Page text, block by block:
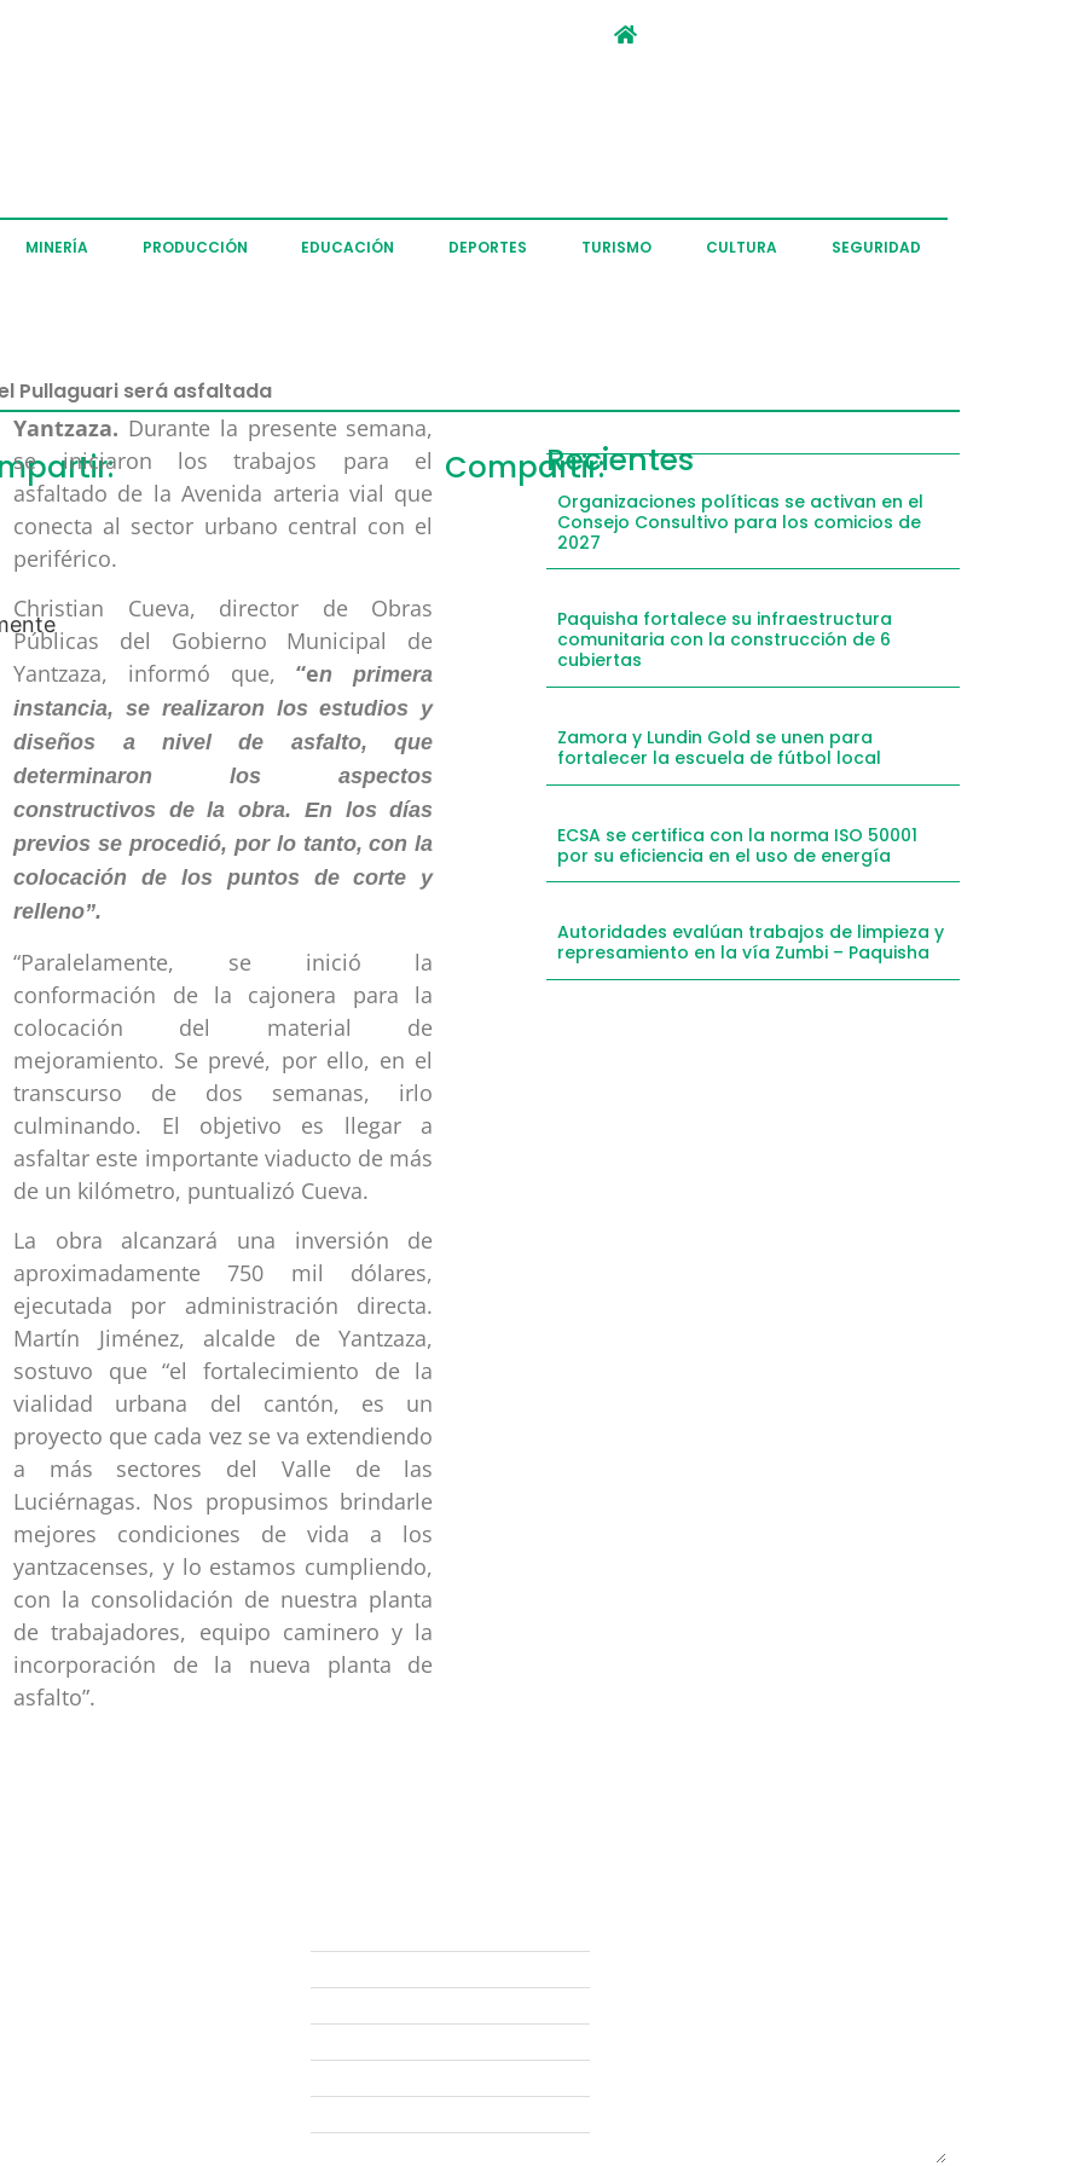
MINERÍA PRODUCCIÓN EDUCACIÓN DEPORTES TURISMO CULTURA SEGURIDAD
Pullaguari será asfaltada
Yantzaza. Durante la presente semana,
se iniciaron los trabajos para el
asfaltado de la Avenida arteria vial que
conecta al sector urbano central con el
periférico.
Christian Cueva, director de Obras
Públicas del Gobierno Municipal de
Yantzaza, informó que,“en primera
instancia, se realizaron los estudios y
diseños a nivel de asfalto, que
determinaron los aspectos
constructivos de la obra. En los días
previos se procedió, por lo tanto, con la
colocación de los puntos de corte y
relleno”.
“Paralelamente, se inició la
conformación de la cajonera para la
colocación del material de
mejoramiento. Se prevé, por ello, en el
transcurso de dos semanas, irlo
culminando. El objetivo es llegar a
asfaltar este importante viaducto de más
de un kilómetro, puntualizó Cueva.
La obra alcanzará una inversión de
aproximadamente 750 mil dólares,
ejecutada por administración directa.
Martín Jiménez, alcalde de Yantzaza,
sostuvo que “el fortalecimiento de la
vialidad urbana del cantón, es un
proyecto que cada vez se va extendiendo
a más sectores del Valle de las
Luciérnagas. Nos propusimos brindarle
mejores condiciones de vida a los
yantzacenses, y lo estamos cumpliendo,
con la consolidación de nuestra planta
de trabajadores, equipo caminero y la
incorporación de la nueva planta de
asfalto”.
Compartir:Recientes
Organizaciones políticas se activan en el
Consejo Consultivo para los comicios de
2027
Paquisha fortalece su infraestructura
comunitaria con la construcción de 6
cubiertas
Zamora y Lundin Gold se unen para
fortalecer la escuela de fútbol local
ECSA se certifica con la norma ISO 50001
por su eficiencia en el uso de energía
Autoridades evalúan trabajos de limpieza y
represamiento en la vía Zumbi – Paquisha
Webmail
Zamora
Yantzaza
Centinela del Cóndor
El Pangui
Palanda